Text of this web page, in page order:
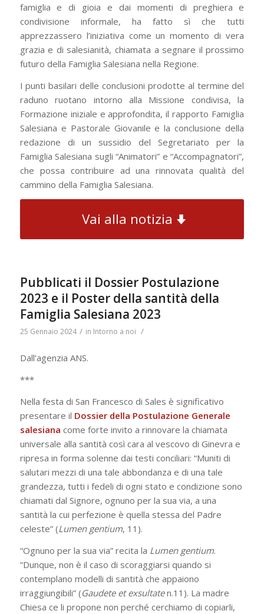
famiglia e di gioia e dai momenti di preghiera e
condivisione informale, ha fatto sì che tutti
apprezzassero l’iniziativa come un momento di vera
grazia e di salesianità, chiamata a segnare il prossimo
futuro della Famiglia Salesiana nella Regione.
I punti basilari delle conclusioni prodotte al termine del
raduno ruotano intorno alla Missione condivisa, la
Formazione iniziale e approfondita, il rapporto Famiglia
Salesiana e Pastorale Giovanile e la conclusione della
redazione di un sussidio del Segretariato per la
Famiglia Salesiana sugli “Animatori” e “Accompagnatori”,
che possa contribuire ad una rinnovata qualità del
cammino della Famiglia Salesiana.
Vai alla notizia
Pubblicati il Dossier Postulazione
2023 e il Poster della santità della
Famiglia Salesiana 2023
25 Gennaio 2024 / in Intorno a noi /
Dall’agenzia ANS.
***
Nella festa di San Francesco di Sales è significativo
presentare il Dossier della Postulazione Generale
salesiana come forte invito a rinnovare la chiamata
universale alla santità così cara al vescovo di Ginevra e
ripresa in forma solenne dai testi conciliari: “Muniti di
salutari mezzi di una tale abbondanza e di una tale
grandezza, tutti i fedeli di ogni stato e condizione sono
chiamati dal Signore, ognuno per la sua via, a una
santità la cui perfezione è quella stessa del Padre
celeste” (Lumen gentium, 11).
“Ognuno per la sua via” recita la Lumen gentium.
“Dunque, non è il caso di scoraggiarsi quando si
contemplano modelli di santità che appaiono
irraggiungibili” (Gaudete et exsultaten.11). La madre
Chiesa ce li propone non perché cerchiamo di copiarli,